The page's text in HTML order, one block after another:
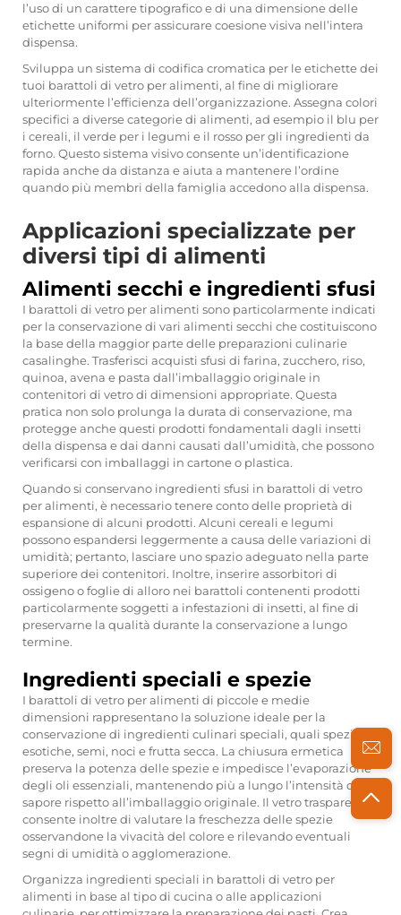
l’uso di un carattere tipografico e di una dimensione delle
etichette uniformi per assicurare coesione visiva nell’intera
dispensa.
Sviluppa un sistema di codifica cromatica per le etichette dei
tuoi barattoli di vetro per alimenti, al fine di migliorare
ulteriormente l’efficienza dell’organizzazione. Assegna colori
specifici a diverse categorie di alimenti, ad esempio il blu per
i cereali, il verde per i legumi e il rosso per gli ingredienti da
forno. Questo sistema visivo consente un’identificazione
rapida anche da distanza e aiuta a mantenere l’ordine
quando più membri della famiglia accedono alla dispensa.
Applicazioni specializzate per
diversi tipi di alimenti
Alimenti secchi e ingredienti sfusi
I barattoli di vetro per alimenti sono particolarmente indicati
per la conservazione di vari alimenti secchi che costituiscono
la base della maggior parte delle preparazioni culinarie
casalinghe. Trasferisci acquisti sfusi di farina, zucchero, riso,
quinoa, avena e pasta dall’imballaggio originale in
contenitori di vetro di dimensioni appropriate. Questa
pratica non solo prolunga la durata di conservazione, ma
protegge anche questi prodotti fondamentali dagli insetti
della dispensa e dai danni causati dall’umidità, che possono
verificarsi con imballaggi in cartone o plastica.
Quando si conservano ingredienti sfusi in barattoli di vetro
per alimenti, è necessario tenere conto delle proprietà di
espansione di alcuni prodotti. Alcuni cereali e legumi
possono espandersi leggermente a causa delle variazioni di
umidità; pertanto, lasciare uno spazio adeguato nella parte
superiore dei contenitori. Inoltre, inserire assorbitori di
ossigeno o foglie di alloro nei barattoli contenenti prodotti
particolarmente soggetti a infestazioni di insetti, al fine di
preservarne la qualità durante la conservazione a lungo
termine.
Ingredienti speciali e spezie
I barattoli di vetro per alimenti di piccole e medie
dimensioni rappresentano la soluzione ideale per la
conservazione di ingredienti culinari speciali, quali spezie
esotiche, semi, noci e frutta secca. La chiusura ermetica
preserva la potenza delle spezie e impedisce l’evaporazione
degli oli essenziali, mantenendo più a lungo l’intensità del
sapore rispetto all’imballaggio originale. Il vetro trasparente
consente inoltre di valutare la freschezza delle spezie
osservandone la vivacità del colore e rilevando eventuali
segni di umidità o agglomerazione.
Organizza ingredienti speciali in barattoli di vetro per
alimenti in base al tipo di cucina o alle applicazioni